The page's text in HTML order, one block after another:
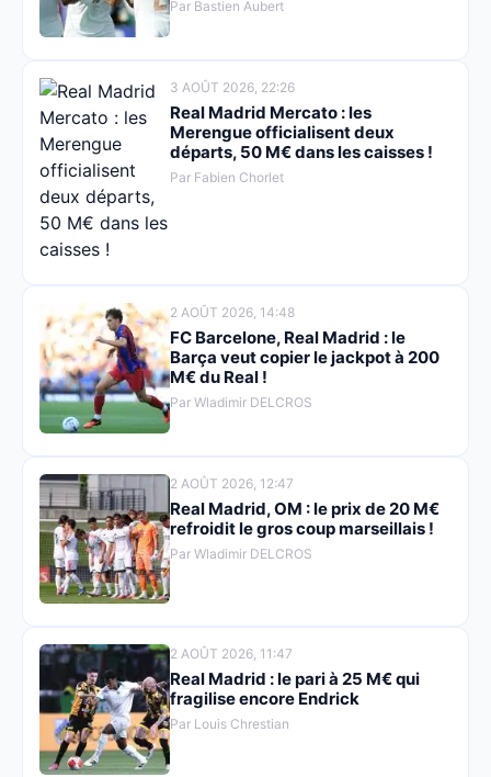
Par Bastien Aubert
3 AOÛT 2026, 22:26
Real Madrid Mercato : les
Merengue officialisent deux
départs, 50 M€ dans les caisses !
Par Fabien Chorlet
2 AOÛT 2026, 14:48
FC Barcelone, Real Madrid : le
Barça veut copier le jackpot à 200
M€ du Real !
Par Wladimir DELCROS
2 AOÛT 2026, 12:47
Real Madrid, OM : le prix de 20 M€
refroidit le gros coup marseillais !
Par Wladimir DELCROS
2 AOÛT 2026, 11:47
Real Madrid : le pari à 25 M€ qui
fragilise encore Endrick
Par Louis Chrestian